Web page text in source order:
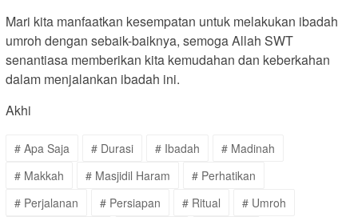
Mari kita manfaatkan kesempatan untuk melakukan ibadah
umroh dengan sebaik-baiknya, semoga Allah SWT
senantiasa memberikan kita kemudahan dan keberkahan
dalam menjalankan ibadah ini.
Akhi
# Apa Saja # Durasi # Ibadah
# Madinah
# Makkah
# Masjidil Haram
# Perhatikan
# Perjalanan
# Persiapan # Ritual # Umroh